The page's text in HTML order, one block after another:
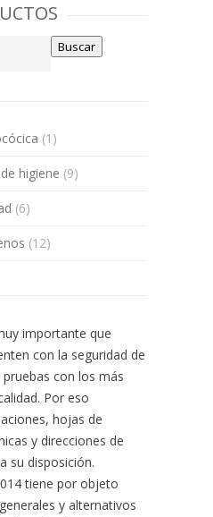
Buscar
(1)
higiene (9)
(6)
(12)
importante que
con la seguridad de
con los más
Por eso
hojas de
y direcciones de
su disposición.
tiene por objeto
y alternativos